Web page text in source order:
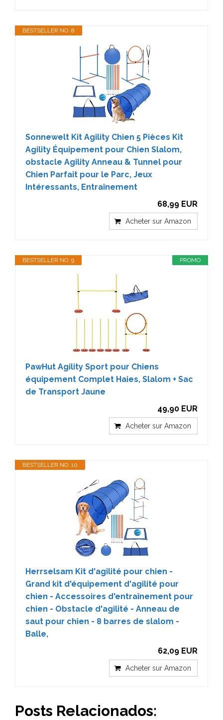
BESTSELLER NO. 8
Sonnewelt Kit Agility Chien 5 Pièces Kit
Agility Équipement pour Chien Slalom,
obstacle Agility Anneau & Tunnel pour
Chien Parfait pour le Parc, Jeux
Intéressants, Entraînement
68,99 EUR
Acheter sur Amazon
PROMO
BESTSELLER NO. 9
PawHut Agility Sport pour Chiens
équipement Complet Haies, Slalom + Sac
de Transport Jaune
49,90 EUR
Acheter sur Amazon
BESTSELLER NO. 10
Herrselsam Kit d'agilité pour chien -
Grand kit d'équipement d'agilité pour
chien - Accessoires d'entraînement pour
chien - Obstacle d'agilité - Anneau de
saut pour chien - 8 barres de slalom -
Balle,
62,09 EUR
Acheter sur Amazon
Posts Relacionados: